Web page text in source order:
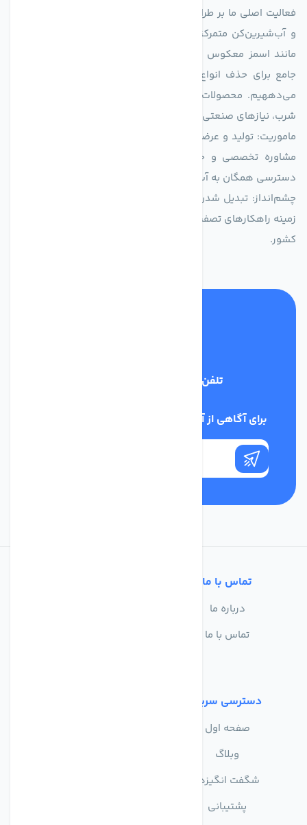
فعالیت اصلی ما بر طراحی و تولید سیستم‌های پیشرفته تصفیه آب
و آب‌شیرین‌کن متمرکز است. ما با بهره‌گیری از فناوری‌های نوین
جامع برای حذف انواع آلاینده‌ها، املاح و نمک از منابع آبی ارائه
می‌دههیم. محصولات ما برای مصارف متنوعی از جمله تأمین آب
شرب، نیازهای صنعتی و کشاورزی طراحی و بهینه‌سازی شده‌اند.
ماموریت: تولید و عرضه محصولاتی با بالاترین استاندارد کیفی، ارائه
مشاوره تخصصی و خدمات پس از فروش مطمئن برای تضمین
دسترسی همگان به آب پاک و سالم.
چشم‌انداز: تبدیل شدن به انتخاب اول صنایع و مصرف‌کنندگان در
زمینه راهکارهای تصفیه آب و ایفای نقشی کلیدی در حفظ منابع آبی
کشور.
تلفن پشتیبانی
برای آگاهی از آخرین اخبار در خبرنامه ما عضو شوید
تماس با ما
درباره ما
تماس با ما
دسترسی سریع
صفحه اول
وبلاگ
شگفت انگیزها
پشتیبانی